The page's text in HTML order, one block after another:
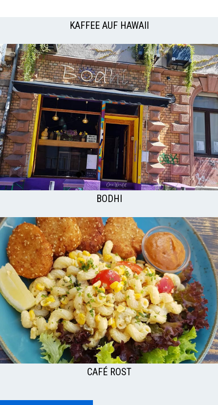
KAFFEE AUF HAWAII
BODHI
CAFÉ ROST